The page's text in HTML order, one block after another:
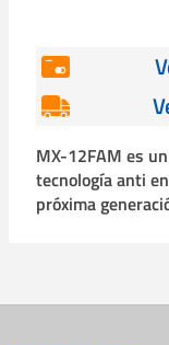
MX-12FAM es
tecnología anti
próxima